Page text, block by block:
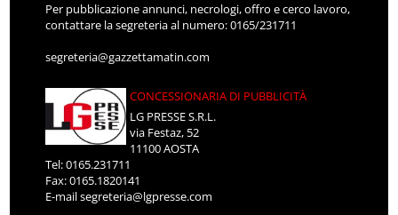
Per pubblicazione annunci, necrologi, offro e cerco lavoro,
contattare la segreteria al numero: 0165/231711
segreteria@gazzettamatin.com
CONCESSIONARIA DI PUBBLICITÀ
LG PRESSE S.R.L.
via Festaz, 52
11100 AOSTA
Tel: 0165.231711
Fax: 0165.1820141
E-mailsegreteria@lgpresse.com